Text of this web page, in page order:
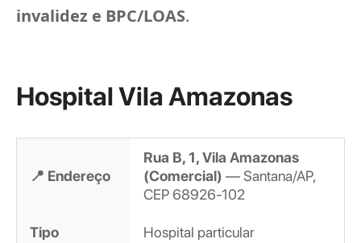
invalidez e BPC/LOAS.
Hospital Vila Amazonas
📍 Endereço
Rua B, 1, Vila Amazonas
(Comercial) — Santana/AP,
CEP 68926-102
Tipo Hospital particular